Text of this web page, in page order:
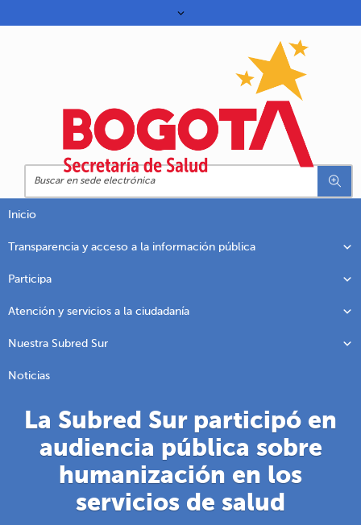
Inicio
Transparencia y acceso a la información pública
Participa
Atención y servicios a la ciudadanía
Nuestra Subred Sur
Noticias
La Subred Sur participó en
audiencia pública sobre
humanización en los
servicios de salud